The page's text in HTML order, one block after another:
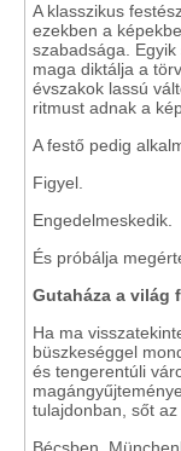
A klasszikus
ezekben a
szabadsága.
maga diktálja a
évszakok lassú
ritmust adnak a
A festő pedig
Figyel.
Engedelmeskedik.
És próbálja
Gutaháza a világ
Ha ma
büszkeséggel
és tengerentúli
tulajdonban, sőt